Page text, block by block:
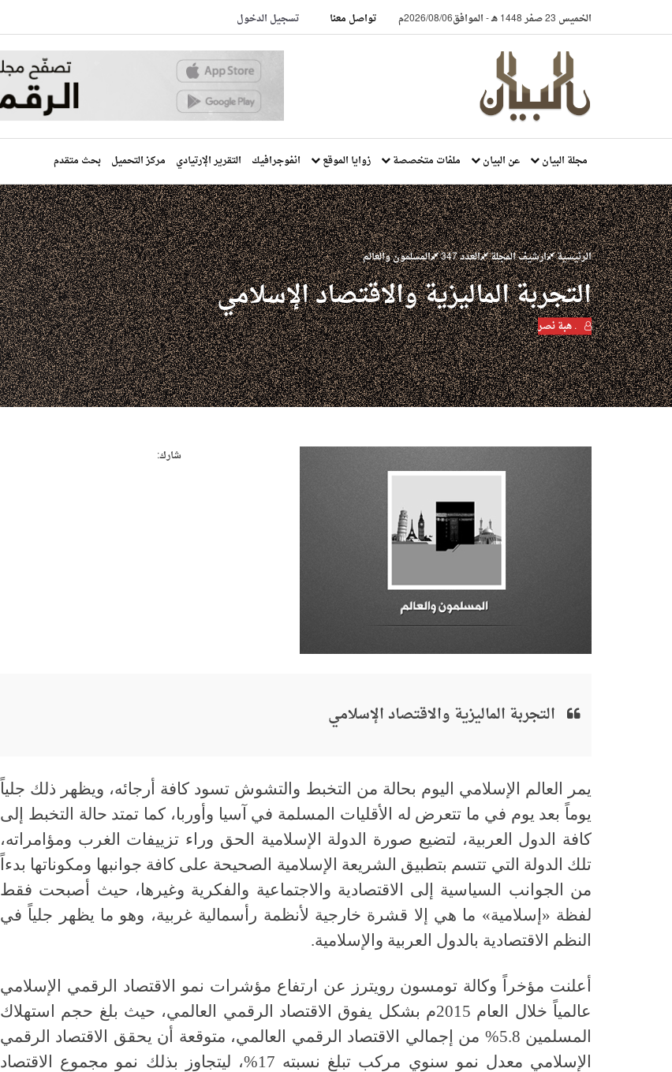
الخميس 23 صفر 1448 هـ -الموافق2026/08/06م تواصل معنا تسجيل الدخول
مجلة البيان عن البيان ملفات متخصصة زوايا الموقع انفوجرافيك التقرير الإرتيادي مركز التحميل بحث متقدم
الرئيسية ارشيف المجلة العدد 347 المسلمون والعالم
التجربة الماليزية والاقتصاد الإسلامي
. هبة نصر
شارك:
التجربة الماليزية والاقتصاد الإسلامي
يمر العالم الإسلامي اليوم بحالة من التخبط والتشوش تسود كافة أرجائه، ويظهر ذلك جلياً
يوماً بعد يوم في ما تتعرض له الأقليات المسلمة في آسيا وأوربا، كما تمتد حالة التخبط إلى
كافة الدول العربية، لتضيع صورة الدولة الإسلامية الحق وراء تزييفات الغرب ومؤامراته،
تلك الدولة التي تتسم بتطبيق الشريعة الإسلامية الصحيحة على كافة جوانبها ومكوناتها بدءاً
من الجوانب السياسية إلى الاقتصادية والاجتماعية والفكرية وغيرها، حيث أصبحت فقط
لفظة «إسلامية» ما هي إلا قشرة خارجية لأنظمة رأسمالية غربية، وهو ما يظهر جلياً في
النظم الاقتصادية بالدول العربية والإسلامية.
أعلنت مؤخراً وكالة تومسون رويترز عن ارتفاع مؤشرات نمو الاقتصاد الرقمي الإسلامي
عالمياً خلال العام 2015م بشكل يفوق الاقتصاد الرقمي العالمي، حيث بلغ حجم استهلاك
المسلمين 5.8% من إجمالي الاقتصاد الرقمي العالمي، متوقعة أن يحقق الاقتصاد الرقمي
الإسلامي معدل نمو سنوي مركب تبلغ نسبته 17%، ليتجاوز بذلك نمو مجموع الاقتصاد